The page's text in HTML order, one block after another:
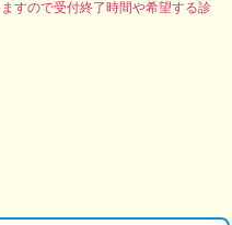
すので受付終了時間や希望する診